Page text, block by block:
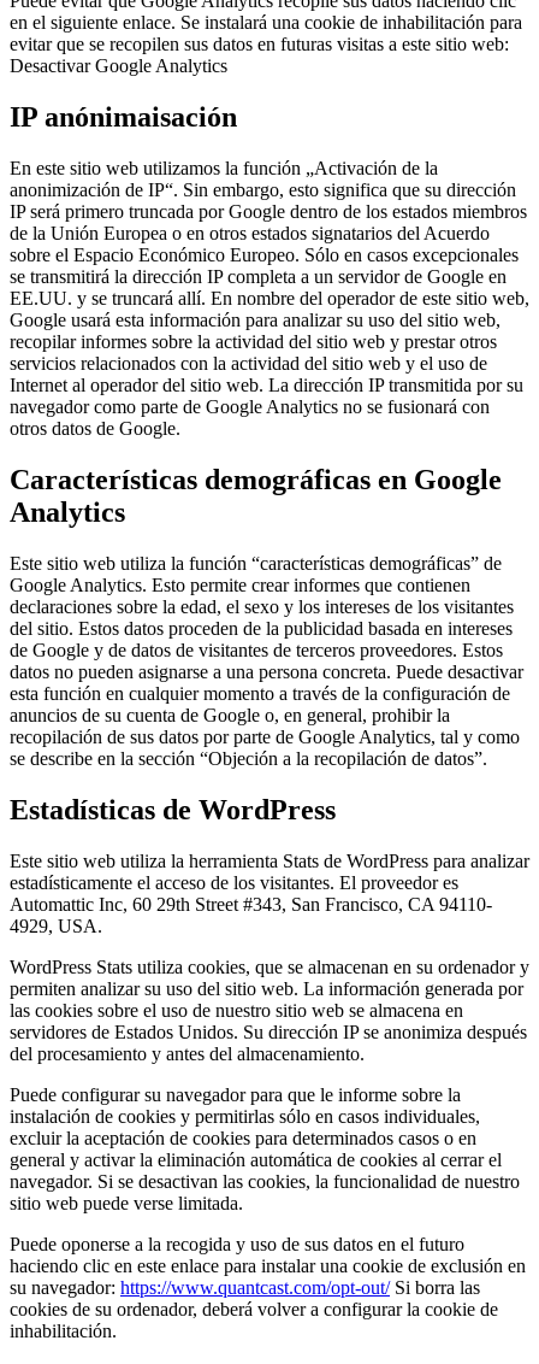
en el siguiente enlace. Se instalará una cookie de inhabilitación para
evitar que se recopilen sus datos en futuras visitas a este sitio web:
Desactivar Google Analytics
IP anónimaisación
En este sitio web utilizamos la función „Activación de la
anonimización de IP“. Sin embargo, esto significa que su dirección
IP será primero truncada por Google dentro de los estados miembros
de la Unión Europea o en otros estados signatarios del Acuerdo
sobre el Espacio Económico Europeo. Sólo en casos excepcionales
se transmitirá la dirección IP completa a un servidor de Google en
EE.UU. y se truncará allí. En nombre del operador de este sitio web,
Google usará esta información para analizar su uso del sitio web,
recopilar informes sobre la actividad del sitio web y prestar otros
servicios relacionados con la actividad del sitio web y el uso de
Internet al operador del sitio web. La dirección IP transmitida por su
navegador como parte de Google Analytics no se fusionará con
otros datos de Google.
Características demográficas en Google
Analytics
Este sitio web utiliza la función “características demográficas” de
Google Analytics. Esto permite crear informes que contienen
declaraciones sobre la edad, el sexo y los intereses de los visitantes
del sitio. Estos datos proceden de la publicidad basada en intereses
de Google y de datos de visitantes de terceros proveedores. Estos
datos no pueden asignarse a una persona concreta. Puede desactivar
esta función en cualquier momento a través de la configuración de
anuncios de su cuenta de Google o, en general, prohibir la
recopilación de sus datos por parte de Google Analytics, tal y como
se describe en la sección “Objeción a la recopilación de datos”.
Estadísticas de WordPress
Este sitio web utiliza la herramienta Stats de WordPress para analizar
estadísticamente el acceso de los visitantes. El proveedor es
Automattic Inc, 60 29th Street #343, San Francisco, CA 94110-
4929, USA.
WordPress Stats utiliza cookies, que se almacenan en su ordenador y
permiten analizar su uso del sitio web. La información generada por
las cookies sobre el uso de nuestro sitio web se almacena en
servidores de Estados Unidos. Su dirección IP se anonimiza después
del procesamiento y antes del almacenamiento.
Puede configurar su navegador para que le informe sobre la
instalación de cookies y permitirlas sólo en casos individuales,
excluir la aceptación de cookies para determinados casos o en
general y activar la eliminación automática de cookies al cerrar el
navegador. Si se desactivan las cookies, la funcionalidad de nuestro
sitio web puede verse limitada.
Puede oponerse a la recogida y uso de sus datos en el futuro
haciendo clic en este enlace para instalar una cookie de exclusión en
su navegador: https://www.quantcast.com/opt-out/Si borra las
cookies de su ordenador, deberá volver a configurar la cookie de
inhabilitación.